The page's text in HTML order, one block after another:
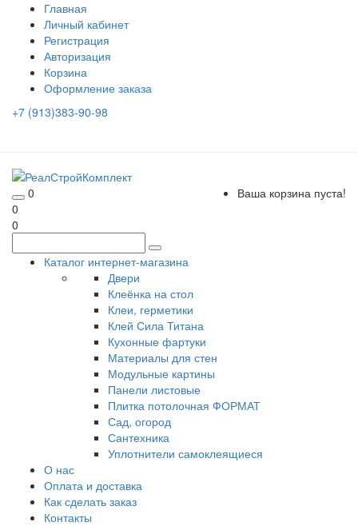
Главная
Личный кабинет
Регистрация
Авторизация
Корзина
Оформление заказа
+7 (913)383-90-98
0
Ваша корзина пуста!
0
0
Каталог интернет-магазина
Двери
Клеёнка на стол
Клеи, герметики
Клей Сила Титана
Кухонные фартуки
Материалы для стен
Модульные картины
Панели листовые
Плитка потолочная ФОРМАТ
Сад, огород
Сантехника
Уплотнители самоклеящиеся
О нас
Оплата и доставка
Как сделать заказ
Контакты